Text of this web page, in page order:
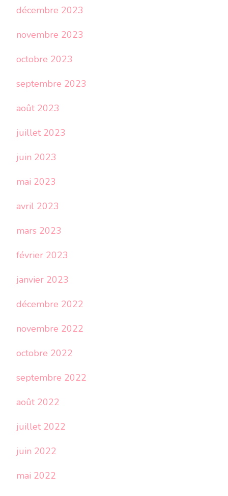
décembre 2023
novembre 2023
octobre 2023
septembre 2023
août 2023
juillet 2023
juin 2023
mai 2023
avril 2023
mars 2023
février 2023
janvier 2023
décembre 2022
novembre 2022
octobre 2022
septembre 2022
août 2022
juillet 2022
juin 2022
mai 2022